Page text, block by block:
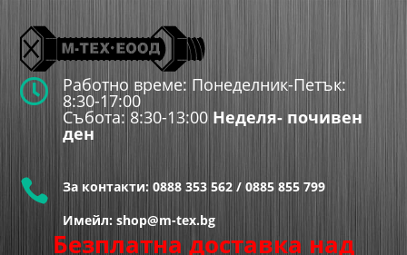
 Работно време: Понеделник-Петък:
8:30-17:00
Събота: 8:30-13:00 Неделя- почивен
ден
 За контакти: 0888 353 562 / 0885 855 799
Имейл: shop@m-tex.bg
Безплатна доставка над